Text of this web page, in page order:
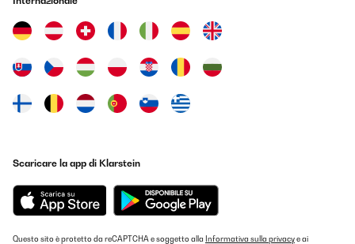
Scaricare la app di Klarstein
Questo sito è protetto da reCAPTCHA e soggetto alla Informativa sulla privacye ai